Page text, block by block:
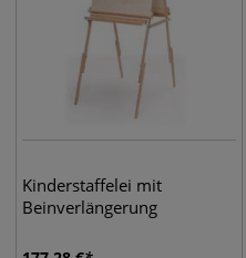
Kinderstaffelei mit
Beinverlängerung